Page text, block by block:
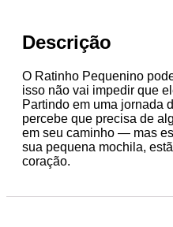
Descrição
O Ratinho Pequenino
isso não vai impedir que
Partindo em uma jornada
percebe que precisa de
em seu caminho ― mas
sua pequena mochila,
coração.